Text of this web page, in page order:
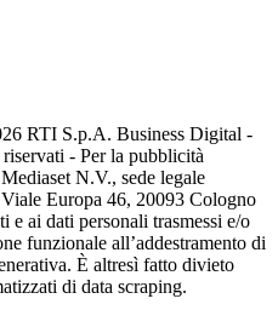
RTI S.p.A. Business Digital -
- Per la pubblicità
N.V., sede legale
Europa 46, 20093 Cologno
e ai dati personali trasmessi e/o
funzionale all’addestramento di
È altresì fatto divieto
di data scraping.